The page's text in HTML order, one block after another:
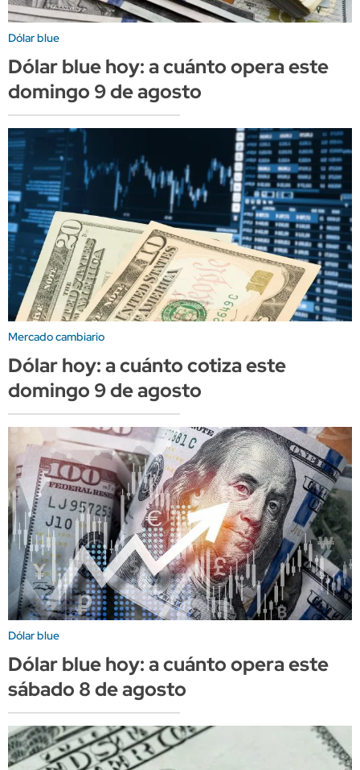
Dólar blue
Dólar blue hoy: a cuánto opera este
domingo 9 de agosto
Mercado cambiario
Dólar hoy: a cuánto cotiza este
domingo 9 de agosto
Dólar blue
Dólar blue hoy: a cuánto opera este
sábado 8 de agosto